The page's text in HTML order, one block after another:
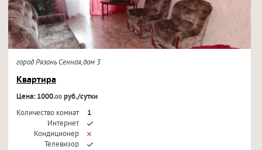
город Рязань Сенная,дом 3
Квартира
Цена: 1000.00руб./сутки
Количество комнат
1
Интернет
Кондиционер
Телевизор